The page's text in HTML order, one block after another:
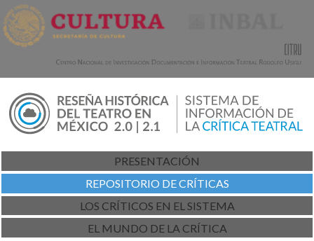
PRESENTACIÓN
REPOSITORIO DE CRÍTICAS
LOS CRÍTICOS EN EL SISTEMA
EL MUNDO DE LA CRÍTICA